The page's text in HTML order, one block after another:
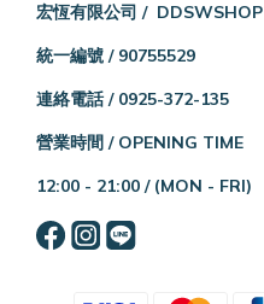
宏恆有限公司 / DDSWSHOP
統一編號 / 90755529
連絡電話 / 0925-372-135
營業時間 / OPENING TIME
12:00 - 21:00 / (MON - FRI)